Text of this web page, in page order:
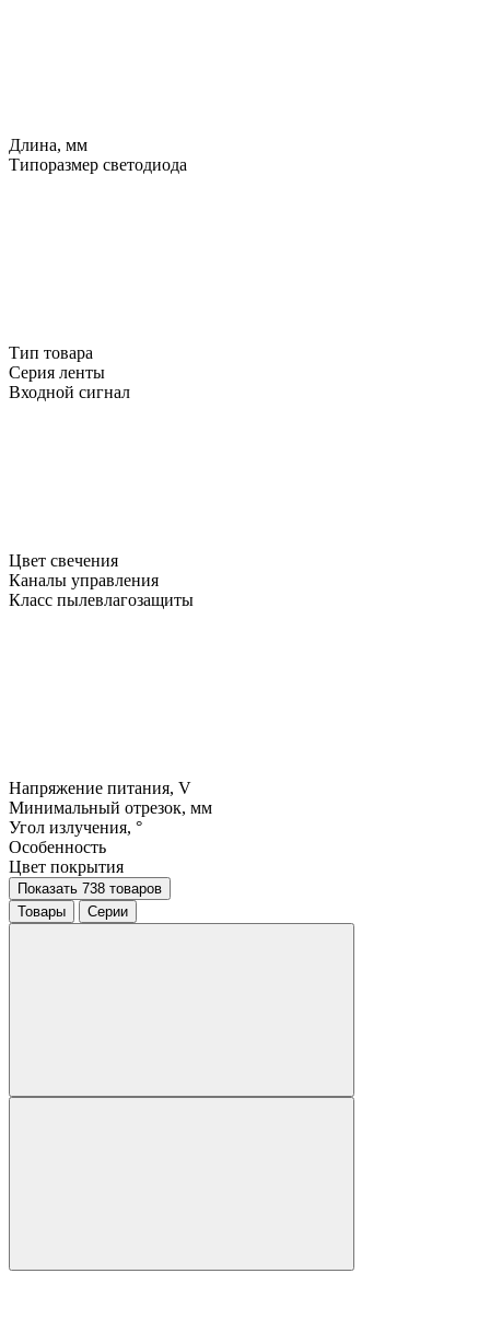
Длина, мм
Типоразмер светодиода
Тип товара
Серия ленты
Входной сигнал
Цвет свечения
Каналы управления
Класс пылевлагозащиты
Напряжение питания, V
Минимальный отрезок, мм
Угол излучения, °
Особенность
Цвет покрытия
Показать 738 товаров
Товары
Серии